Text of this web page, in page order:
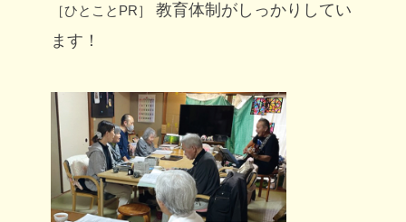
［ひとことPR］
教育体制がしっかりしてい
ます！